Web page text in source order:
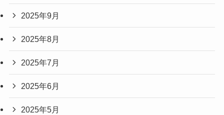
2025年9月
2025年8月
2025年7月
2025年6月
2025年5月